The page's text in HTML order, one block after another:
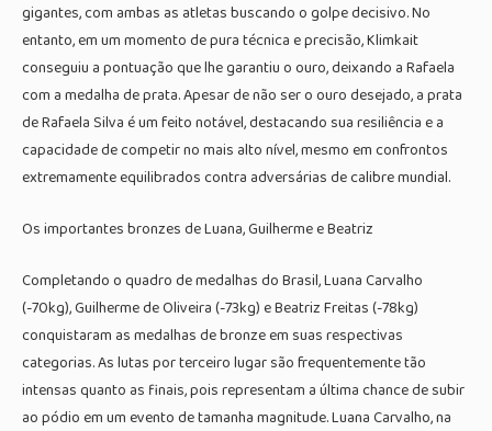
gigantes, com ambas as atletas buscando o golpe decisivo. No
entanto, em um momento de pura técnica e precisão, Klimkait
conseguiu a pontuação que lhe garantiu o ouro, deixando a Rafaela
com a medalha de prata. Apesar de não ser o ouro desejado, a prata
de Rafaela Silva é um feito notável, destacando sua resiliência e a
capacidade de competir no mais alto nível, mesmo em confrontos
extremamente equilibrados contra adversárias de calibre mundial.
Os importantes bronzes de Luana, Guilherme e Beatriz
Completando o quadro de medalhas do Brasil, Luana Carvalho
(-70kg), Guilherme de Oliveira (-73kg) e Beatriz Freitas (-78kg)
conquistaram as medalhas de bronze em suas respectivas
categorias. As lutas por terceiro lugar são frequentemente tão
intensas quanto as finais, pois representam a última chance de subir
ao pódio em um evento de tamanha magnitude. Luana Carvalho, na